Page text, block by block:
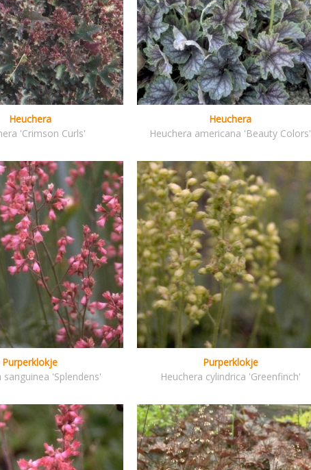
Heuchera
'Crimson Curls'
Heuchera
Heuchera americana 'Beauty Colors'
Purperklokje
sanguinea 'Splendens'
Purperklokje
Heuchera cylindrica 'Greenfinch'